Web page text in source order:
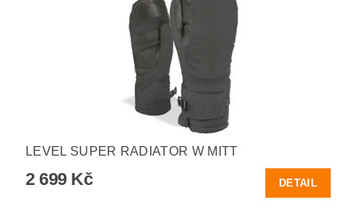
LEVEL SUPER RADIATOR W MITT
2 699 Kč DETAIL